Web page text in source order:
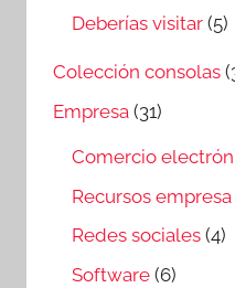
Deberías visitar (5)
Colección consolas
Empresa (31)
Comercio
Recursos empresa
Redes sociales (4)
Software (6)